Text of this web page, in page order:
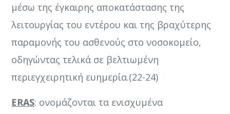
μέσω της έγκαιρης αποκατάστασης της
λειτουργίας του εντέρου και της βραχύτερης
παραμονής του ασθενούς στο νοσοκομείο,
οδηγώντας τελικά σε βελτιωμένη
περιεγχειρητική ευημερία.(22-24)
ERAS: ονομάζονται τα ενισχυμένα